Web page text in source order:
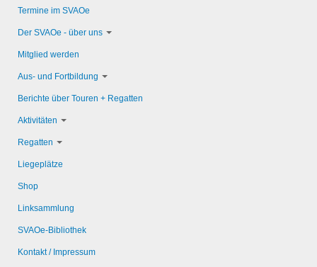
Termine im SVAOe
Der SVAOe - über uns
Mitglied werden
Aus- und Fortbildung
Berichte über Touren + Regatten
Aktivitäten
Regatten
Liegeplätze
Shop
Linksammlung
SVAOe-Bibliothek
Kontakt / Impressum